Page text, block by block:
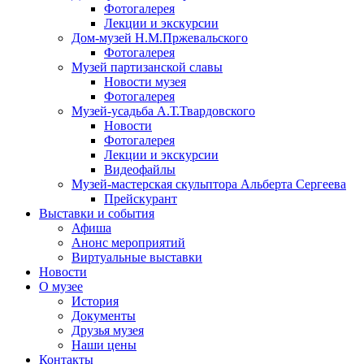
Фотогалерея
Лекции и экскурсии
Дом-музей Н.М.Пржевальского
Фотогалерея
Музей партизанской славы
Новости музея
Фотогалерея
Музей-усадьба А.Т.Твардовского
Новости
Фотогалерея
Лекции и экскурсии
Видеофайлы
Музей-мастерская скульптора Альберта Сергеева
Прейскурант
Выставки и события
Афиша
Анонс мероприятий
Виртуальные выставки
Новости
О музее
История
Документы
Друзья музея
Наши цены
Контакты